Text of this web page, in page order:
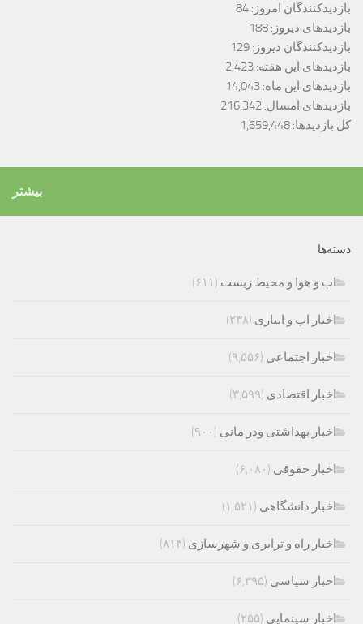
بازدیدکنندگان امروز: 84
بازدیدهای دیروز: 188
بازدیدکنندگان دیروز: 129
بازدیدهای این هفته: 2,423
بازدیدهای این ماه: 14,043
بازدیدهای امسال: 216,342
کل بازدیدها: 1,659,448
بیشتر
دسته‌ها
اب و هوا و محیط زیست (۶۱۱)
اخبار اب و ابیاری (۲۳۸)
اخبار اجتماعی (۹,۵۵۶)
اخبار اقتصادی (۳,۵۹۹)
اخبار بهداشتی ودر مانی (۹۰۰)
اخبار حقوقی (۶,۰۸۰)
اخبار دانشگاهی (۱,۵۲۱)
اخبار راه و ترابری و شهرسازی (۸۱۴)
اخبار سیاسی (۶,۳۹۵)
اخبار سینمایی (۲۵۵)